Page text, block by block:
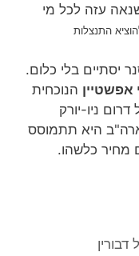
עזה לכל מי
התנצלות
יסתיים בלי כלום.
אפשטיין הנוכחית
ניו-יורק
היא תתמוסס
מחיר כלשהו.
דבורין